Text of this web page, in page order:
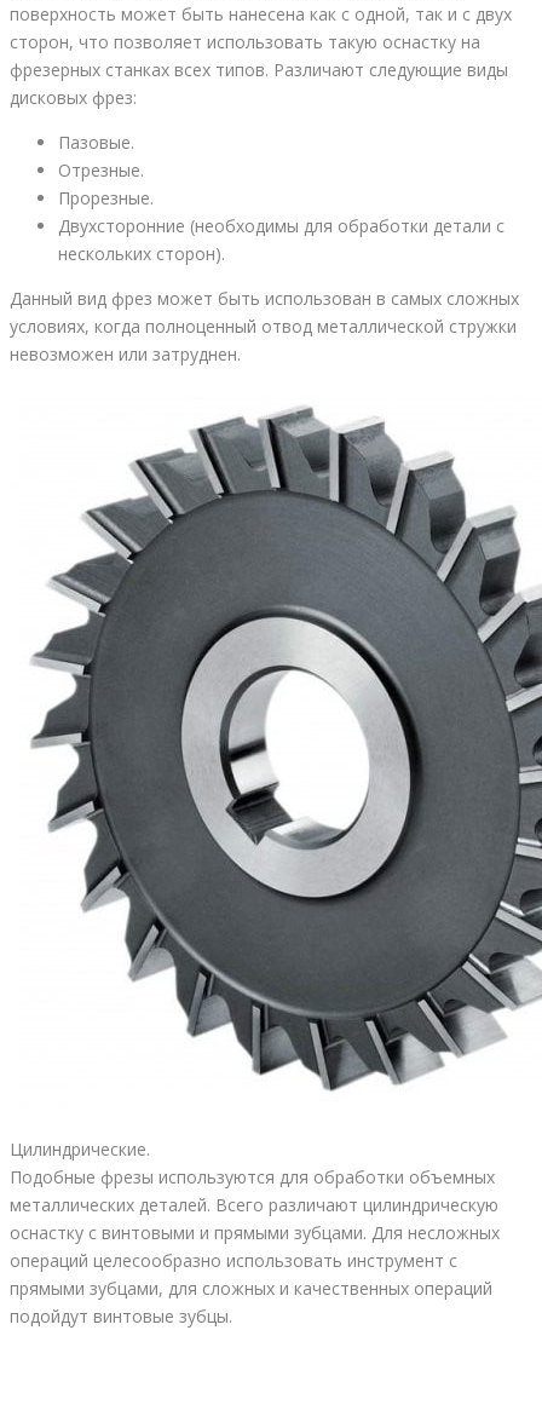
поверхность может быть нанесена как с одной, так и с двух
сторон, что позволяет использовать такую оснастку на
фрезерных станках всех типов. Различают следующие виды
дисковых фрез:
Пазовые.
Отрезные.
Прорезные.
Двухсторонние (необходимы для обработки детали с
нескольких сторон).
Данный вид фрез может быть использован в самых сложных
условиях, когда полноценный отвод металлической стружки
невозможен или затруднен.
Цилиндрические.
Подобные фрезы используются для обработки объемных
металлических деталей. Всего различают цилиндрическую
оснастку с винтовыми и прямыми зубцами. Для несложных
операций целесообразно использовать инструмент с
прямыми зубцами, для сложных и качественных операций
подойдут винтовые зубцы.